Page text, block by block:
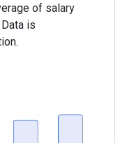
of salary
is